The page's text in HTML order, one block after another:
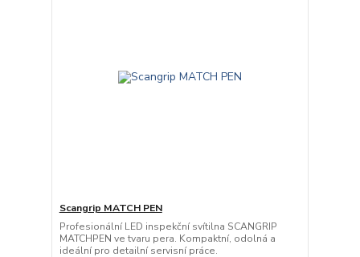
Scangrip MATCH PEN
Profesionální LED inspekční svítilna SCANGRIP
MATCHPEN ve tvaru pera. Kompaktní, odolná a
ideální pro detailní servisní práce.